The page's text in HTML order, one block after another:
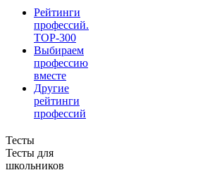
Рейтинги
профессий.
TOP-300
Выбираем
профессию
вместе
Другие
рейтинги
профессий
Тесты
Тесты для
школьников